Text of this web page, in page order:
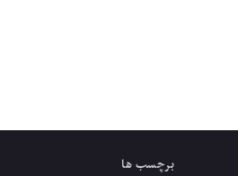
برچسب ها